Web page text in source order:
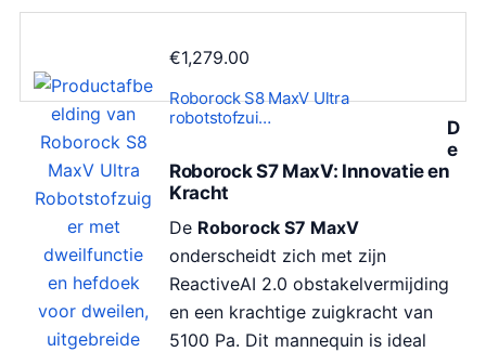
€1,279.00
Roborock S8 MaxV Ultra
robotstofzui…
D
e
Roborock S7 MaxV: Innovatie en
Kracht
De Roborock S7 MaxV
onderscheidt zich met zijn
ReactiveAI 2.0 obstakelvermijding
en een krachtige zuigkracht van
5100 Pa. Dit mannequin is ideal